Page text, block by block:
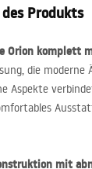
und
des Produkts
Orion
die
Aspekte
mit